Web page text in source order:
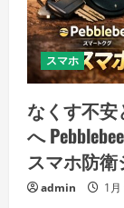
スマホ
なくす不
へ
スマホ防
admin 1